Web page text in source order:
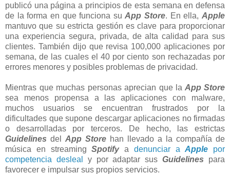
publicó una página a principios de esta semana en defensa
de la forma en que funciona suApp Store. En ella,Apple
mantuvo que su estricta gestión es clave para proporcionar
una experiencia segura, privada, de alta calidad para sus
clientes. También dijo que revisa 100,000 aplicaciones por
semana, de las cuales el 40 por ciento son rechazadas por
errores menores y posibles problemas de privacidad.
Mientras que muchas personas aprecian que la App Store
sea menos propensa a las aplicaciones con malware,
muchos usuarios se encuentran frustrados por la
dificultades que supone descargar aplicaciones no firmadas
o desarrolladas por terceros. De hecho, las estrictas
Guidelines del App Store han llevado a la compañía de
música en streamingSpotify a denunciar aApple por
competencia desleal
y por adaptar susGuidelines para
favorecer e impulsar sus propios servicios.